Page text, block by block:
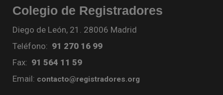
Colegio de Registradores
Diego de León, 21. 28006 Madrid
Teléfono: 91 270 16 99
Fax: 91 564 11 59
Email: contacto@registradores.org